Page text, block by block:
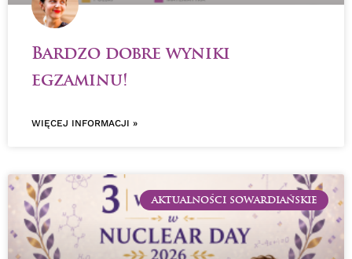
Bardzo dobre wyniki
egzaminu!
WIĘCEJ INFORMACJI »
AKTUALNOŚCI SOWARDIAŃSKIE